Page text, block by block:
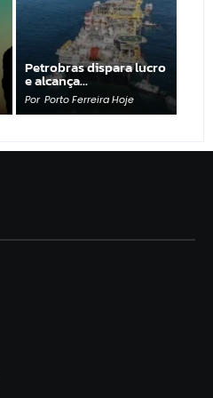
Petrobras dispara lucro
e alcança…
Por Porto Ferreira Hoje